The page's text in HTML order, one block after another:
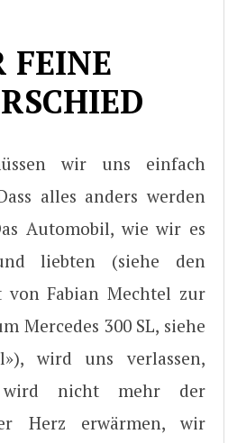
FEINE
wir uns einfach
alles anders werden
Automobil, wie wir es
liebten (siehe den
von Fabian Mechtel zur
Mercedes 300 SL, siehe
wird uns verlassen,
nicht mehr der
Herz erwärmen, wir